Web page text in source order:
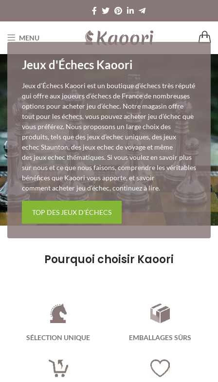
MENU
Jeux d'Échecs Kaoori
Jeux d’Échecs Kaoori est un boutique d’échecs très réputé
qui offre aux joueurs d’échecs de France de nombreuses
options pour acheter jeu d’échec. Notre magasin offre
tout pour les échecs, vous pouvez acheter jeu d’échec que
vous préférez. Nous proposons un large choix des
produits, tels que des jeux d’echec uniques, des jeux
echec Staunton, des jeux echec de voyage et même
des jeux echec thématiques. Si vous voulez en savoir plus
sur nous et ce que nous faisons, comprendre les véritables
bénéfices que Kaoori vous apporte, et savoir
comment acheter jeu d’échec, continuez à lire.
TOP DES JEUX D'ÉCHECS
Pourquoi choisir Kaoori
SÉLECTION UNIQUE EMBALLAGES SÛRS